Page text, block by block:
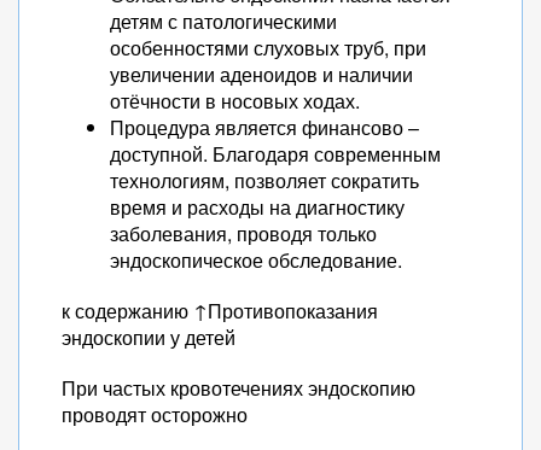
детям с патологическими
особенностями слуховых труб, при
увеличении аденоидов и наличии
отёчности в носовых ходах.
Процедура является финансово –
доступной. Благодаря современным
технологиям, позволяет сократить
время и расходы на диагностику
заболевания, проводя только
эндоскопическое обследование.
к содержанию ↑Противопоказания
эндоскопии у детей
При частых кровотечениях эндоскопию
проводят осторожно